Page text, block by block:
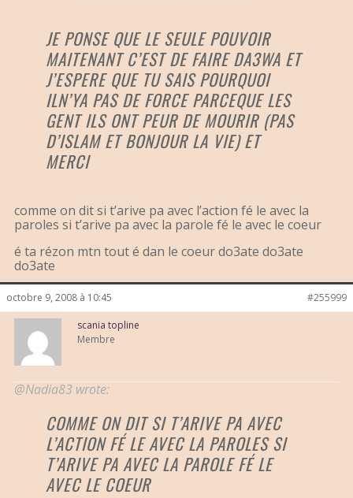
JE PONSE QUE LE SEULE POUVOIR
MAITENANT C’EST DE FAIRE DA3WA ET
J’ESPERE QUE TU SAIS POURQUOI
ILN’YA PAS DE FORCE PARCEQUE LES
GENT ILS ONT PEUR DE MOURIR (PAS
D’ISLAM ET BONJOUR LA VIE) ET
MERCI
comme on dit si t’arive pa avec l’action fé le avec la
paroles si t’arive pa avec la parole fé le avec le coeur
é ta rézon mtn tout é dan le coeur do3ate do3ate
do3ate
octobre 9, 2008 à 10:45 #255999
scania topline
Membre
@Nadia83 wrote:
COMME ON DIT SI T’ARIVE PA AVEC
L’ACTION FÉ LE AVEC LA PAROLES SI
T’ARIVE PA AVEC LA PAROLE FÉ LE
AVEC LE COEUR